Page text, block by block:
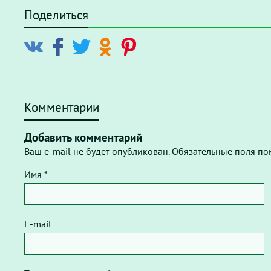
Поделиться
Комментарии
Добавить комментарий
Ваш e-mail не будет опубликован. Обязательные поля
Имя *
E-mail